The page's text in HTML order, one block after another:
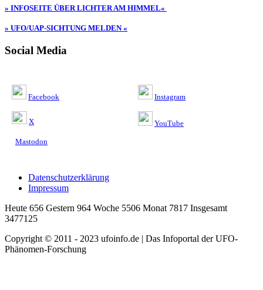
» INFOSEITE ÜBER LICHTER AM HIMMEL«
» UFO/UAP-SICHTUNG MELDEN «
Social Media
Facebook
X
Mastodon
Instagram
YouTube
Datenschutzerklärung
Impressum
Heute 656 Gestern 964 Woche 5506 Monat 7817 Insgesamt
3477125
Copyright © 2011 - 2023 ufoinfo.de | Das Infoportal der UFO-
Phänomen-Forschung